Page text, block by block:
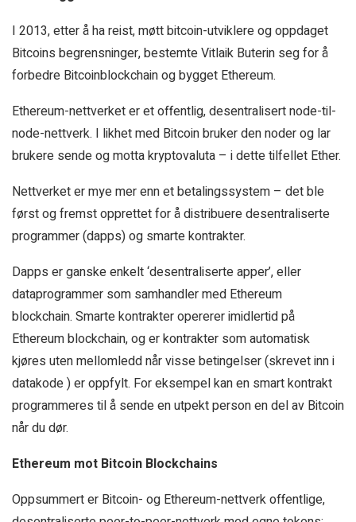
I 2013, etter å ha reist, møtt bitcoin-utviklere og oppdaget
Bitcoins begrensninger, bestemte Vitlaik Buterin seg for å
forbedre Bitcoinblockchain og bygget Ethereum.
Ethereum-nettverket er et offentlig, desentralisert node-til-
node-nettverk. I likhet med Bitcoin bruker den noder og lar
brukere sende og motta kryptovaluta – i dette tilfellet Ether.
Nettverket er mye mer enn et betalingssystem – det ble
først og fremst opprettet for å distribuere desentraliserte
programmer (dapps) og smarte kontrakter.
Dapps er ganske enkelt ‘desentraliserte apper’, eller
dataprogrammer som samhandler med Ethereum
blockchain. Smarte kontrakter opererer imidlertid på
Ethereum blockchain, og er kontrakter som automatisk
kjøres uten mellomledd når visse betingelser (skrevet inn i
datakode ) er oppfylt. For eksempel kan en smart kontrakt
programmeres til å sende en utpekt person en del av Bitcoin
når du dør.
Ethereum mot Bitcoin Blockchains
Oppsummert er Bitcoin- og Ethereum-nettverk offentlige,